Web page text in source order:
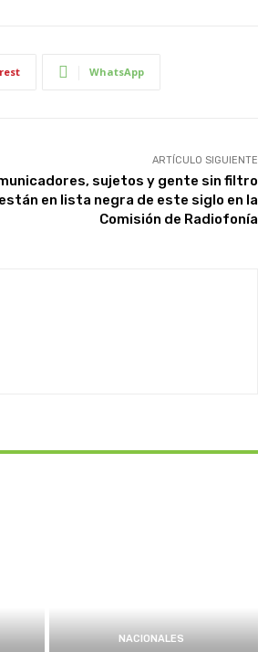
WhatsApp
ARTÍCULO SIGUIENTE
sujetos y gente sin filtro
en lista negra de este siglo en la
Comisión de Radiofonía
NACIONALES